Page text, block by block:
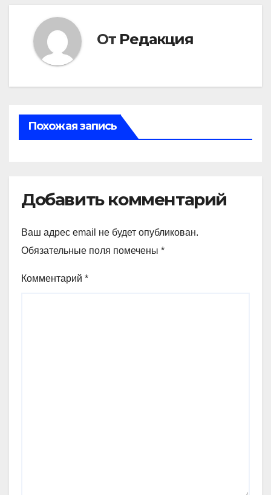
От Редакция
Похожая запись
Добавить комментарий
Ваш адрес email не будет опубликован.
Обязательные поля помечены *
Комментарий *